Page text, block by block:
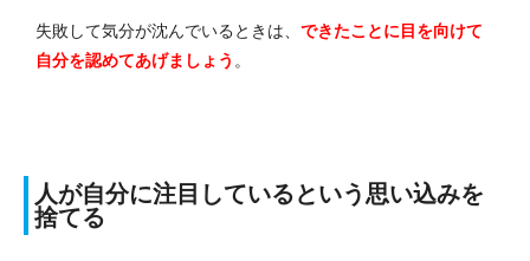
失敗して気分が沈んでいるときは、 できたことに目を向けて
自分を認めてあげましょう 。
人が自分に注目しているという思い込みを
捨てる